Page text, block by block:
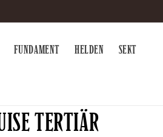
FUNDAMENT HELDEN SEKT
TERTIÄR